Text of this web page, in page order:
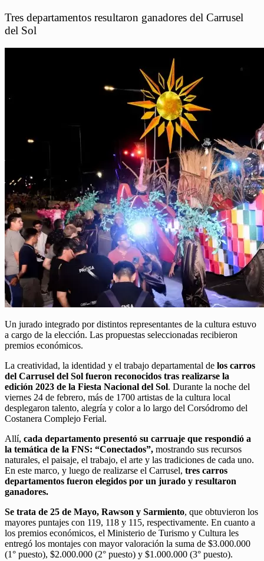
Tres departamentos resultaron ganadores del Carrusel
del Sol
Un jurado integrado por distintos representantes de la cultura estuvo
a cargo de la elección. Las propuestas seleccionadas recibieron
premios económicos.
La creatividad, la identidad y el trabajo departamental de los carros
del Carrusel del Sol fueron reconocidos tras realizarse la
edición 2023 de la Fiesta Nacional del Sol. Durante la noche del
viernes 24 de febrero, más de 1700 artistas de la cultura local
desplegaron talento, alegría y color a lo largo del Corsódromo del
Costanera Complejo Ferial.
Allí, cada departamento presentó su carruaje que respondió a
la temática de la FNS: “Conectados”, mostrando sus recursos
naturales, el paisaje, el trabajo, el arte y las tradiciones de cada uno.
En este marco, y luego de realizarse el Carrusel, tres carros
departamentos fueron elegidos por un jurado y resultaron
ganadores.
Se trata de 25 de Mayo, Rawson y Sarmiento, que obtuvieron los
mayores puntajes con 119, 118 y 115, respectivamente. En cuanto a
los premios económicos, el Ministerio de Turismo y Cultura les
entregó los montajes con mayor valoración la suma de $3.000.000
(1° puesto), $2.000.000 (2° puesto) y $1.000.000 (3° puesto).